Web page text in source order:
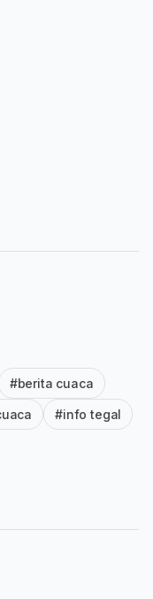
#berita cuaca
#info tegal